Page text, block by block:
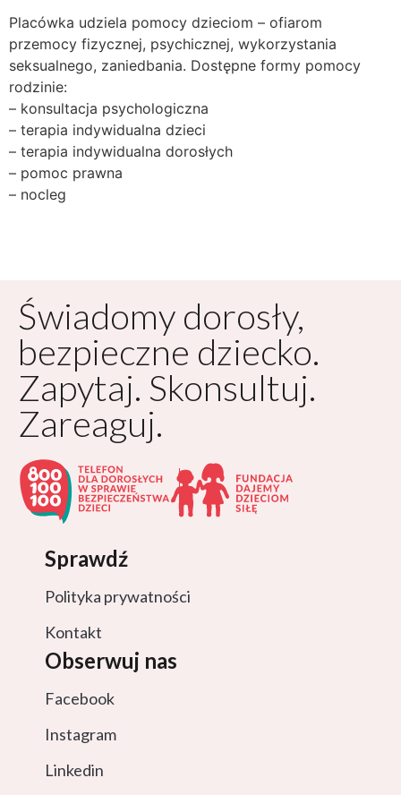
Placówka udziela pomocy dzieciom – ofiarom
przemocy fizycznej, psychicznej, wykorzystania
seksualnego, zaniedbania. Dostępne formy pomocy
rodzinie:
– konsultacja psychologiczna
– terapia indywidualna dzieci
– terapia indywidualna dorosłych
– pomoc prawna
– nocleg
Świadomy dorosły,
bezpieczne dziecko.
Zapytaj. Skonsultuj.
Zareaguj.
Sprawdź
Polityka prywatności
Kontakt
Obserwuj nas
Facebook
Instagram
Linkedin